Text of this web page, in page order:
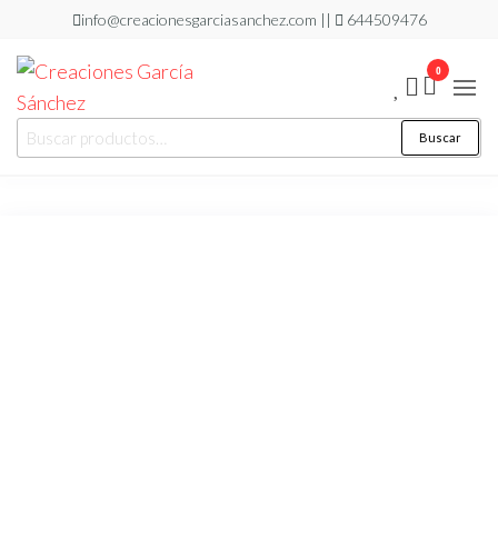
contenido
info@creacionesgarciasanchez.com || 644509476
Creaciones
García
regalos
personalizados
por:
Buscar
0